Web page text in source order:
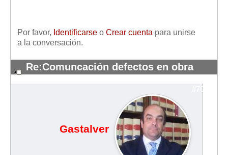
Por favor, Identificarse o Crear cuenta para unirse
a la conversación.
Re:Comuncación defectos en obra
nueva
#7044
Gastalver